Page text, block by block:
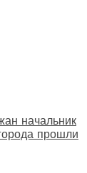
начальник
прошли